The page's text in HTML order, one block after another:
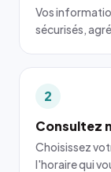
Vos
sécurisés,
2
Consultez
Choisissez
l'horaire qui